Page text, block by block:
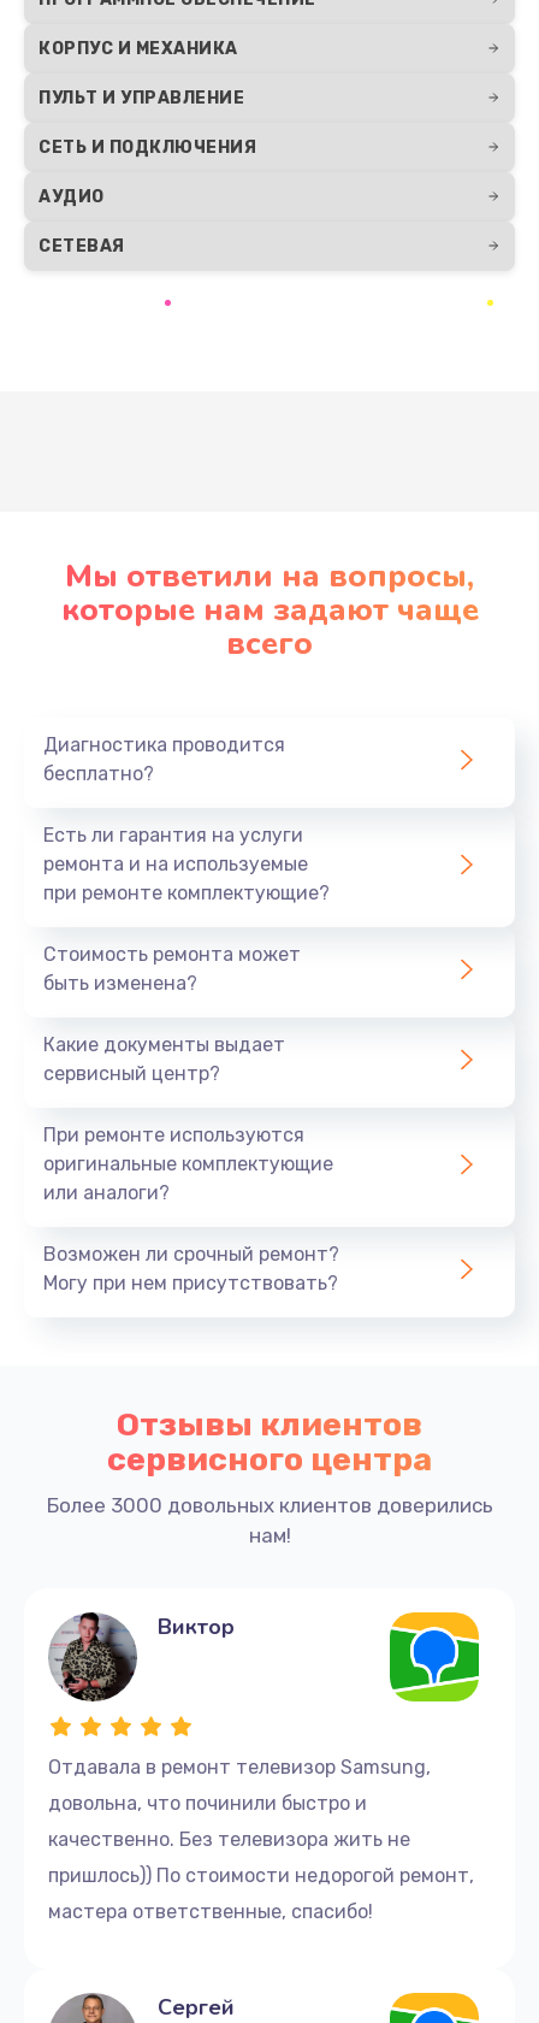
КОРПУС И МЕХАНИКА
ПУЛЬТ И УПРАВЛЕНИЕ
СЕТЬ И ПОДКЛЮЧЕНИЯ
АУДИО
СЕТЕВАЯ
Мы ответили на вопросы,
которые нам задают чаще
всего
Диагностика проводится
бесплатно?
Есть ли гарантия на услуги
ремонта и на используемые
при ремонте комплектующие?
Стоимость ремонта может
быть изменена?
Какие документы выдает
сервисный центр?
При ремонте используются
оригинальные комплектующие
или аналоги?
Возможен ли срочный ремонт?
Могу при нем присутствовать?
Отзывы клиентов
сервисного центра
Более 3000 довольных клиентов доверились
нам!
Отдавала в ремонт телевизор Samsung,
довольна, что починили быстро и
качественно. Без телевизора жить не
пришлось)) По стоимости недорогой ремонт,
мастера ответственные, спасибо!
Виктор
Сергей